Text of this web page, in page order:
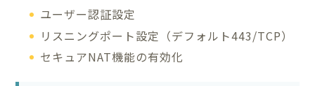
ユーザー認証設定
リスニングポート設定（デフォルト443/TCP）
セキュアNAT機能の有効化